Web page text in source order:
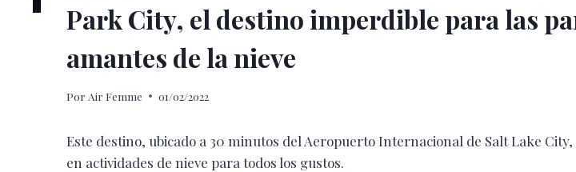
Park City, el destino imperdible para las
amantes de la nieve
Por Air Femme 01/02/2022
Este destino, ubicado a 30 minutos del Aeropuerto Internacional de Salt Lake
en actividades de nieve para todos los gustos.